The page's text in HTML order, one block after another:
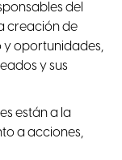
del
creación de
y oportunidades,
y sus
están a la
a acciones,